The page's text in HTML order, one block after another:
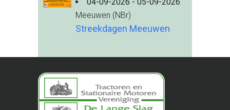
Meeuwen (NBr)
Streekdagen Meeuwen